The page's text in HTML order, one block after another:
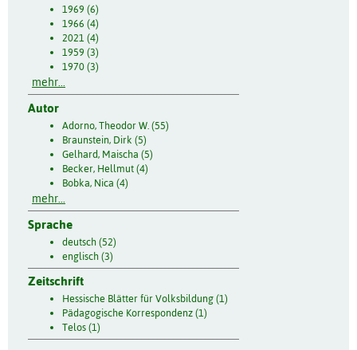
1969 (6)
1966 (4)
2021 (4)
1959 (3)
1970 (3)
mehr...
Autor
Adorno, Theodor W. (55)
Braunstein, Dirk (5)
Gelhard, Maischa (5)
Becker, Hellmut (4)
Bobka, Nica (4)
mehr...
Sprache
deutsch (52)
englisch (3)
Zeitschrift
Hessische Blätter für Volksbildung (1)
Pädagogische Korrespondenz (1)
Telos (1)